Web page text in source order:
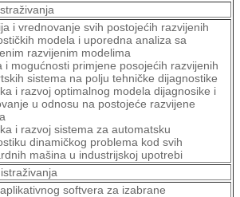
i vrednovanje svih postojećih razvijenih
modela i uporedna analiza sa
razvijenim modelima
i mogućnosti primjene posojećih razvijenih
sistema na polju tehničke dijagnostike
i razvoj optimalnog modela dijagnosike i
u odnosu na postojeće razvijene
i razvoj sistema za automatsku
dinamičkog problema kod svih
mašina u industrijskoj upotrebi
softvera za izabrane